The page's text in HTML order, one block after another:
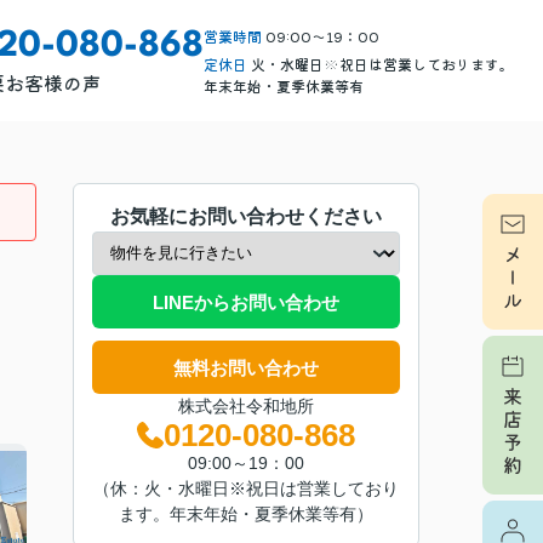
080-868
お客様の声
営業時間 09:00～19：00
定休日 火・水曜日※祝日は営業しております。
年末年始・夏季休業等有
お気軽にお問い合わせください
LINEからお問い合わせ
無料お問い合わせ
株式会社令和地所
0120-080-868
09:00～19：00
（休：火・水曜日※祝日は営業しており
ます。年末年始・夏季休業等有）